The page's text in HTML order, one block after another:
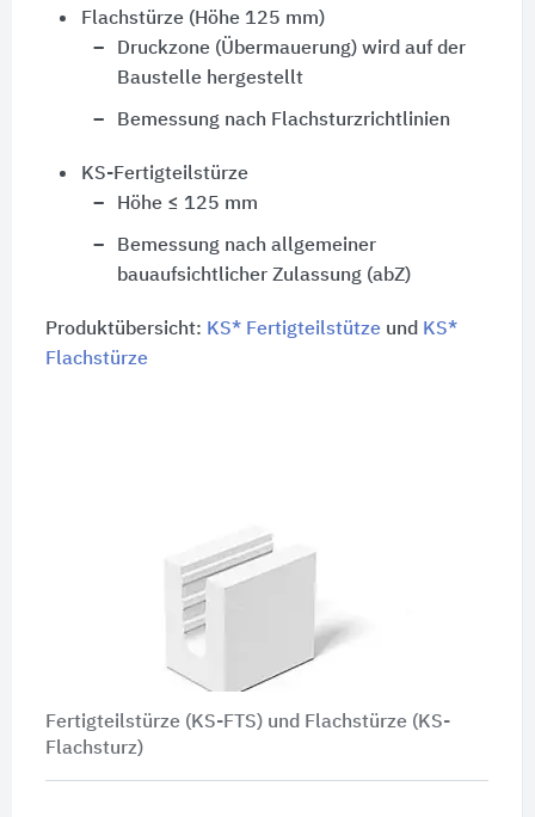
Flachstürze (Höhe 125 mm)
Druckzone (Übermauerung) wird auf der
Baustelle hergestellt
Bemessung nach Flachsturzrichtlinien
KS-Fertigteilstürze
Höhe ≤ 125 mm
Bemessung nach allgemeiner
bauaufsichtlicher Zulassung (abZ)
Produktübersicht: KS* Fertigteilstützeund KS*
Flachstürze
Fertigteilstürze (KS-FTS) und Flachstürze (KS-
Flachsturz)